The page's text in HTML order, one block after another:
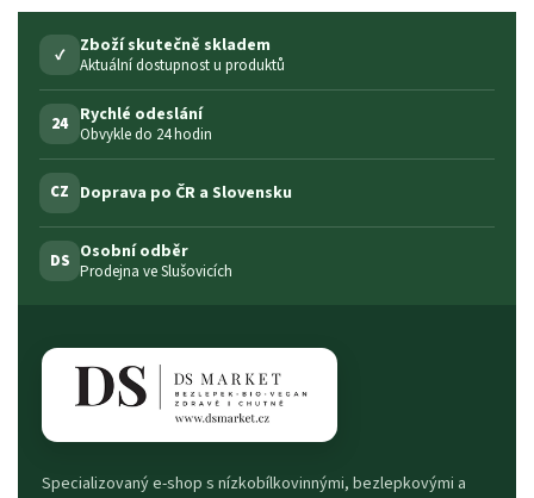
✓ Zboží skutečně skladem
Aktuální dostupnost u produktů
24 Rychlé odeslání
Obvykle do 24 hodin
CZ Doprava po ČR a Slovensku
DS Osobní odběr
Prodejna ve Slušovicích
Specializovaný e-shop s nízkobílkovinnými, bezlepkovými a